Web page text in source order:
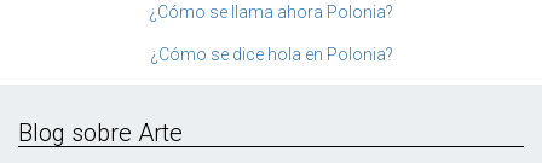
¿Cómo se llama ahora Polonia?
¿Cómo se dice hola en Polonia?
Blog sobre Arte